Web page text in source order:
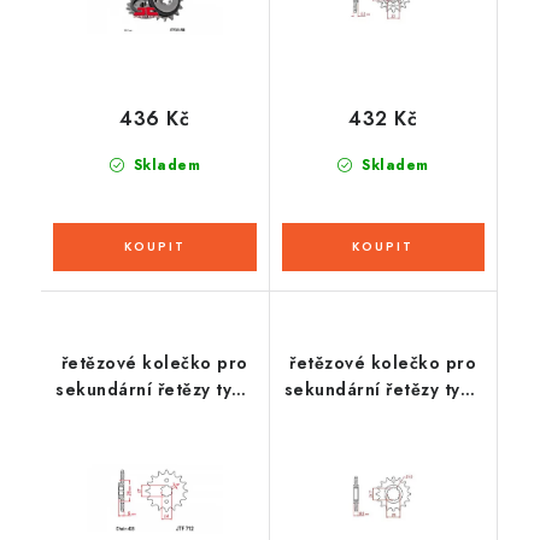
Skladem
436 Kč
Skladem
432 Kč
řetězové kolečko pro
sekundární řetězy typu
řetězové kolečko pro
sekundární řetězy typu